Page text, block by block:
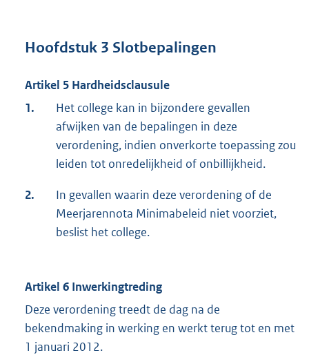
Hoofdstuk 3 Slotbepalingen
Artikel 5 Hardheidsclausule
1.
Het college kan in bijzondere gevallen
afwijken van de bepalingen in deze
verordening, indien onverkorte toepassing zou
leiden tot onredelijkheid of onbillijkheid.
2.
In gevallen waarin deze verordening of de
Meerjarennota Minimabeleid niet voorziet,
beslist het college.
Artikel 6 Inwerkingtreding
Deze verordening treedt de dag na de
bekendmaking in werking en werkt terug tot en met
1 januari 2012.